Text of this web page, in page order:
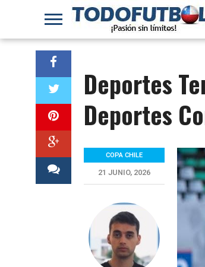
Deportes
Deportes
COPA CHILE
21 JUNIO, 2026